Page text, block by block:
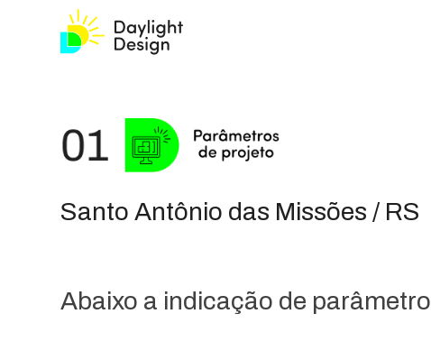
Santo Antônio das Missões / RS
Abaixo a indicação de